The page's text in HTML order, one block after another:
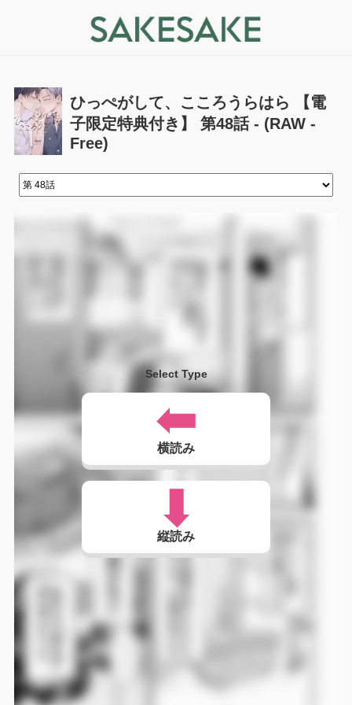
ひっぺがして、こころうらはら 【電
子限定特典付き】 第48話 - (RAW -
Free)
Select Type
横読み
縦読み